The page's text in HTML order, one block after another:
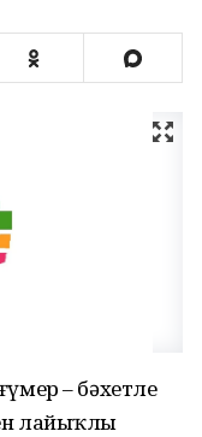
– бәхетле
лайыҡлы